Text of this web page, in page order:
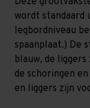
wordt standaard
legbordniveau
spaanplaat.) De
blauw, de
de schoringen
en liggers zijn